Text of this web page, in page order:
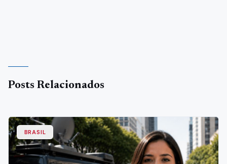
Posts Relacionados
BRASIL